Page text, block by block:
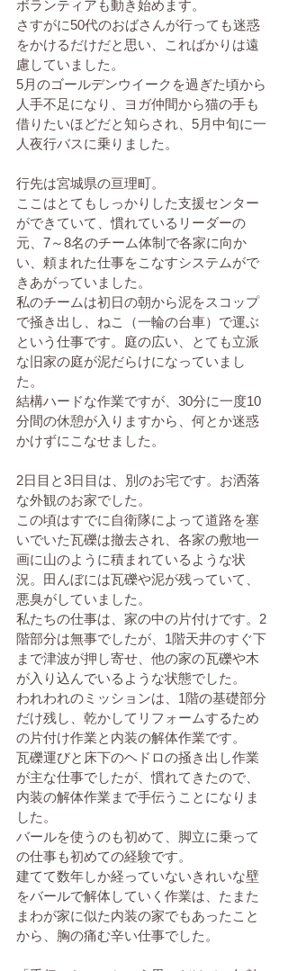
ボランティアも動き始めます。
さすがに50代のおばさんが行っても迷惑
をかけるだけだと思い、こればかりは遠
慮していました。
5月のゴールデンウイークを過ぎた頃から
人手不足になり、ヨガ仲間から猫の手も
借りたいほどだと知らされ、5月中旬に一
人夜行バスに乗りました。
行先は宮城県の亘理町。
ここはとてもしっかりした支援センター
ができていて、慣れているリーダーの
元、7～8名のチーム体制で各家に向か
い、頼まれた仕事をこなすシステムがで
きあがっていました。
私のチームは初日の朝から泥をスコップ
で掻き出し、ねこ（一輪の台車）で運ぶ
という仕事です。庭の広い、とても立派
な旧家の庭が泥だらけになっていまし
た。
結構ハードな作業ですが、30分に一度10
分間の休憩が入りますから、何とか迷惑
かけずにこなせました。
2日目と3日目は、別のお宅です。お洒落
な外観のお家でした。
この頃はすでに自衛隊によって道路を塞
いでいた瓦礫は撤去され、各家の敷地一
画に山のように積まれているような状
況。田んぼには瓦礫や泥が残っていて、
悪臭がしていました。
私たちの仕事は、家の中の片付けです。2
階部分は無事でしたが、1階天井のすぐ下
まで津波が押し寄せ、他の家の瓦礫や木
が入り込んでいるような状態でした。
われわれのミッションは、1階の基礎部分
だけ残し、乾かしてリフォームするため
の片付け作業と内装の解体作業です。
瓦礫運びと床下のヘドロの掻き出し作業
が主な仕事でしたが、慣れてきたので、
内装の解体作業まで手伝うことになりま
した。
バールを使うのも初めて、脚立に乗って
の仕事も初めての経験です。
建てて数年しか経っていないきれいな壁
をバールで解体していく作業は、たまた
まわが家に似た内装の家でもあったこと
から、胸の痛む辛い仕事でした。